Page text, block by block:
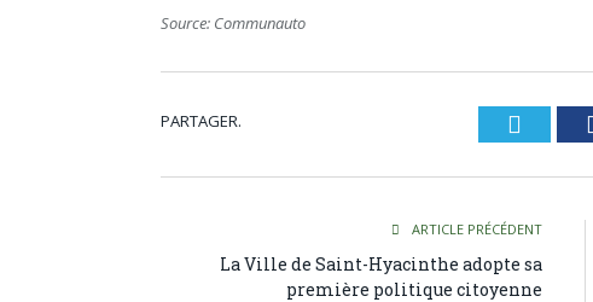
Source: Communauto
PARTAGER. Twitter
ARTICLE PRÉCÉDENT
La Ville de Saint-Hyacinthe adopte sa
première politique citoyenne